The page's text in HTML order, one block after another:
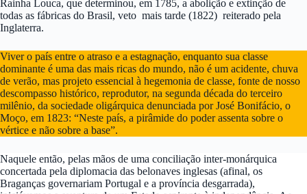
Rainha Louca, que determinou, em 1785, a abolição e extinção de
todas as fábricas do Brasil, veto mais tarde (1822) reiterado pela
Inglaterra.
Viver o país entre o atraso e a estagnação, enquanto sua classe
dominante é uma das mais ricas do mundo, não é um acidente, chuva
de verão, mas projeto essencial à hegemonia de classe, fonte de nosso
descompasso histórico, reprodutor, na segunda década do terceiro
milênio, da sociedade oligárquica denunciada por José Bonifácio, o
Moço, em 1823: “Neste país, a pirâmide do poder assenta sobre o
vértice e não sobre a base”.
Naquele então, pelas mãos de uma conciliação inter-monárquica
concertada pela diplomacia das belonaves inglesas (afinal, os
Braganças governariam Portugal e a província desgarrada),